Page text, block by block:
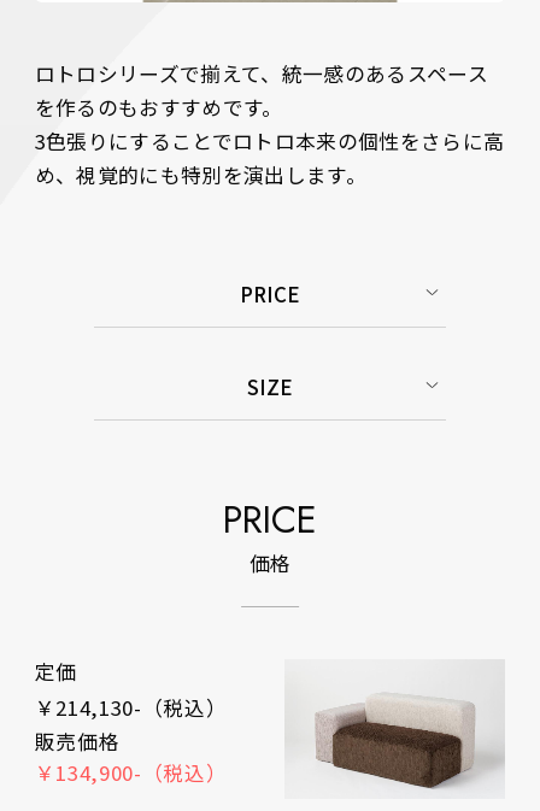
ロトロシリーズで揃えて、統一感のあるスペース
を作るのもおすすめです。
3色張りにすることでロトロ本来の個性をさらに高
PRICE
SIZE
PRICE
価格
定価
￥214,130-（税込）
販売価格
￥134,900-（税込）